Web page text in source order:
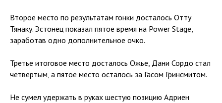
Второе место по результатам гонки досталось Отту
Тянаку. Эстонец показал пятое время на Power Stage,
заработав одно дополнительное очко.
Третье итоговое место досталось Ожье, Дани Сордо стал
четвертым, а пятое место осталось за Гасом Гринсмитом.
Не сумел удержать в руках шестую позицию Адриен